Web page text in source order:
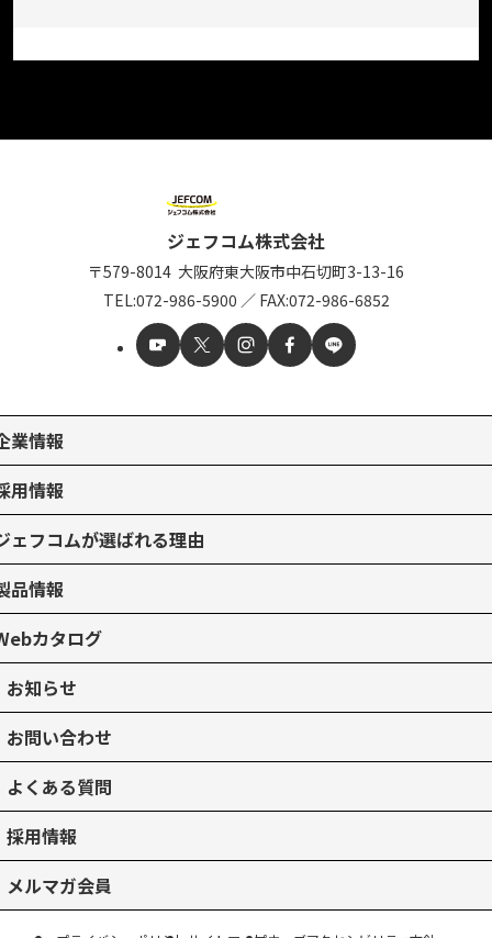
ジェフコム株式会社
〒579-8014 大阪府東大阪市中石切町3-13-16
TEL:072-986-5900 ／ FAX:072-986-6852
業情報
用情報
ェフコムが選ばれる理由
品情報
カタログ
お知らせ
お問い合わせ
よくある質問
採用情報
メルマガ会員